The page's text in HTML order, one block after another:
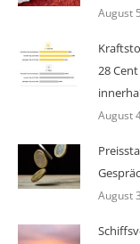
August
28
August
August